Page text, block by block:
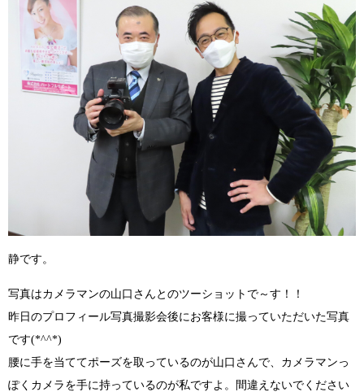
静です。
写真はカメラマンの山口さんとのツーショットで～す！！
昨日のプロフィール写真撮影会後にお客様に撮っていただいた写真
です(*^^*)
腰に手を当ててポーズを取っているのが山口さんで、カメラマンっ
ぽくカメラを手に持っているのが私ですよ。間違えないでください